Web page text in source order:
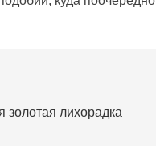
золотая лихорадка